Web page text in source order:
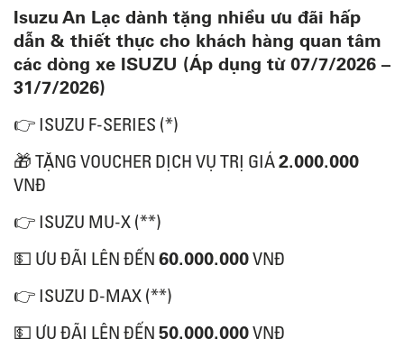
Isuzu An Lạc dành tặng nhiều ưu đãi hấp
dẫn & thiết thực cho khách hàng quan tâm
các dòng xe ISUZU (Áp dụng từ 07/7/2026 –
31/7/2026)
👉 ISUZU F-SERIES (*)
🎁 TẶNG VOUCHER DỊCH VỤ TRỊ GIÁ2.000.000
VNĐ
👉 ISUZU MU-X (**)
💵 ƯU ĐÃI LÊN ĐẾN 60.000.000VNĐ
👉 ISUZU D-MAX (**)
💵 ƯU ĐÃI LÊN ĐẾN 50.000.000VNĐ